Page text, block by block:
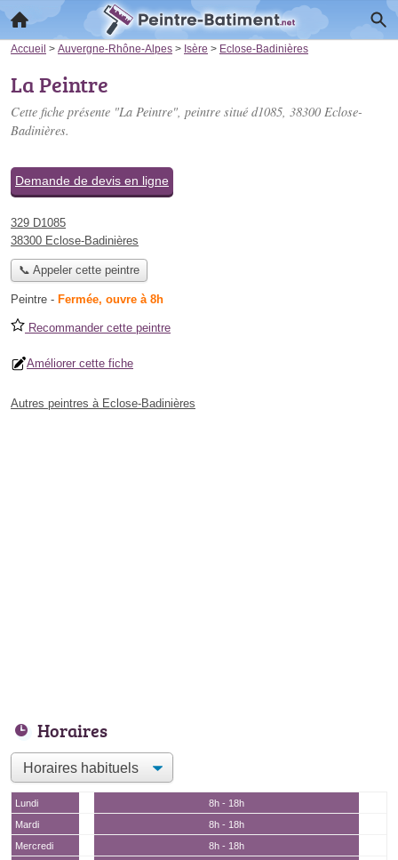
Accueil > Auvergne-Rhône-Alpes > Isère > Eclose-Badinières
La Peintre
Cette fiche présente "La Peintre", peintre situé d1085, 38300 Eclose-
Badinières.
Demande de devis en ligne
329 D1085
38300 Eclose-Badinières
📞 Appeler cette peintre
Peintre - Fermée, ouvre à 8h
Recommander cette peintre
Améliorer cette fiche
Autres peintres à Eclose-Badinières
Horaires
Lundi
8h - 18h
Mardi
8h - 18h
Mercredi
8h - 18h